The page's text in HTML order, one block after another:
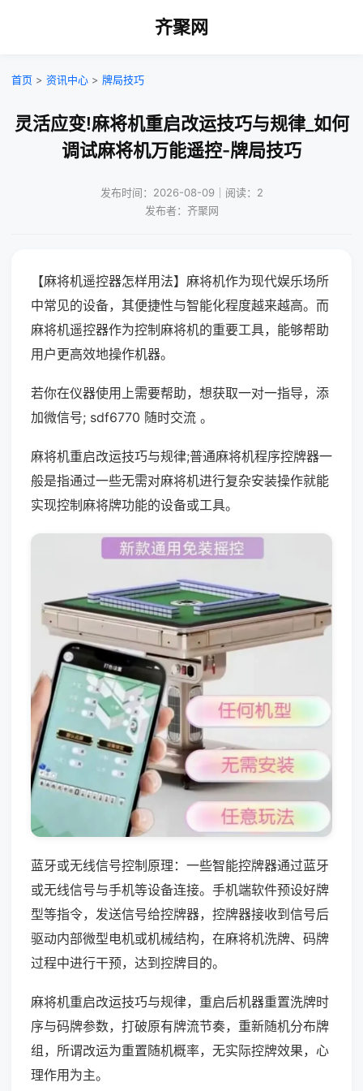
齐聚网
首页 > 资讯中心 > 牌局技巧
灵活应变!麻将机重启改运技巧与规律_如何
调试麻将机万能遥控-牌局技巧
发布时间：2026-08-09｜阅读：2
发布者：齐聚网
【麻将机遥控器怎样用法】麻将机作为现代娱乐场所
中常见的设备，其便捷性与智能化程度越来越高。而
麻将机遥控器作为控制麻将机的重要工具，能够帮助
用户更高效地操作机器。
若你在仪器使用上需要帮助，想获取一对一指导，添
加微信号; sdf6770 随时交流 。
麻将机重启改运技巧与规律;普通麻将机程序控牌器一
般是指通过一些无需对麻将机进行复杂安装操作就能
实现控制麻将牌功能的设备或工具。
蓝牙或无线信号控制原理：一些智能控牌器通过蓝牙
或无线信号与手机等设备连接。手机端软件预设好牌
型等指令，发送信号给控牌器，控牌器接收到信号后
驱动内部微型电机或机械结构，在麻将机洗牌、码牌
过程中进行干预，达到控牌目的。
麻将机重启改运技巧与规律，重启后机器重置洗牌时
序与码牌参数，打破原有牌流节奏，重新随机分布牌
组，所谓改运为重置随机概率，无实际控牌效果，心
理作用为主。